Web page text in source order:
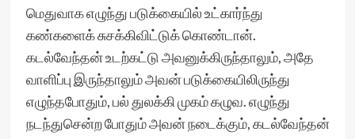
மெதுவாக எழுந்து படுக்கையில் உட்கார்ந்து
கண்களைக் சுசக்கிவிட்டுக் கொண்டான்.
கடல்வேந்தன் உடற்கட்டு அவனுக்கிருந்தாலும், அதே
வாளிப்பு இருந்தாலும் அவன் படுக்கையிலிருந்து
எழுந்தபோதும், பல் துலக்கி முகம் கழுவ. எழுந்து
நடந்துசென்ற போதும் அவன் நடைக்கும், கடல்வேந்தன்